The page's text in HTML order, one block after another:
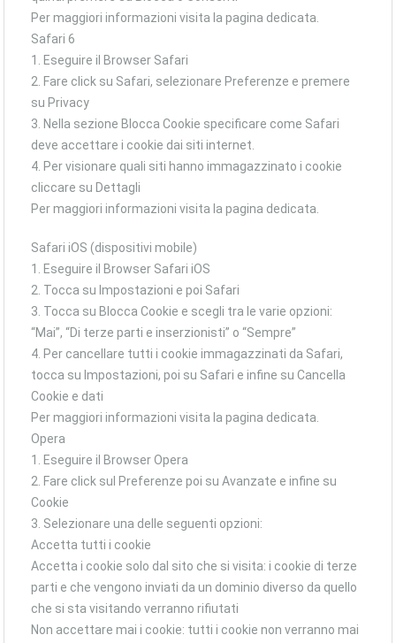
Per maggiori informazioni visita la pagina dedicata.
Safari 6
1. Eseguire il Browser Safari
2. Fare click su Safari, selezionare Preferenze e premere
su Privacy
3. Nella sezione Blocca Cookie specificare come Safari
deve accettare i cookie dai siti internet.
4. Per visionare quali siti hanno immagazzinato i cookie
cliccare su Dettagli
Per maggiori informazioni visita la pagina dedicata.
Safari iOS (dispositivi mobile)
1. Eseguire il Browser Safari iOS
2. Tocca su Impostazioni e poi Safari
3. Tocca su Blocca Cookie e scegli tra le varie opzioni:
“Mai”, “Di terze parti e inserzionisti” o “Sempre”
4. Per cancellare tutti i cookie immagazzinati da Safari,
tocca su Impostazioni, poi su Safari e infine su Cancella
Cookie e dati
Per maggiori informazioni visita la pagina dedicata.
Opera
1. Eseguire il Browser Opera
2. Fare click sul Preferenze poi su Avanzate e infine su
Cookie
3. Selezionare una delle seguenti opzioni:
Accetta tutti i cookie
Accetta i cookie solo dal sito che si visita: i cookie di terze
parti e che vengono inviati da un dominio diverso da quello
che si sta visitando verranno rifiutati
Non accettare mai i cookie: tutti i cookie non verranno mai